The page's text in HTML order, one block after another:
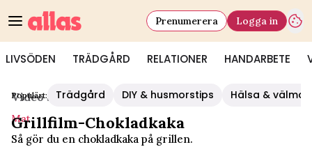
LIVSÖDEN TRÄDGÅRD RELATIONER HANDARBETE
Prenumerera Logga in
Populärt: Trädgård DIY & husmorstips Hälsa &
Video Start/Mat
Mat
Grillfilm-Chokladkaka
Så gör du en chokladkaka på grillen.